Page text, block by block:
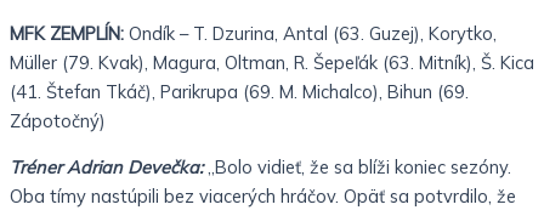
MFK ZEMPLÍN: Ondík – T. Dzurina, Antal (63. Guzej), Korytko,
Müller (79. Kvak), Magura, Oltman, R. Šepeľák (63. Mitník), Š. Kica
(41. Štefan Tkáč), Parikrupa (69. M. Michalco), Bihun (69.
Zápotočný)
Tréner Adrian Devečka:„Bolo vidieť, že sa blíži koniec sezóny.
Oba tímy nastúpili bez viacerých hráčov. Opäť sa potvrdilo, že